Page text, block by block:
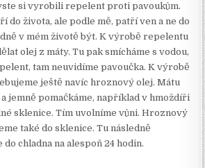
si vyrobili repelent proti pavoukům.
do života, ale podle mě, patří ven a ne do
v mém životě být. K výrobě repelentu
olej z máty. Tu pak smícháme s vodou,
tam neuvidíme pavoučka. K výrobě
ještě navíc hroznový olej. Mátu
jemně pomačkáme, například v hmoždíři
sklenice. Tím uvolníme vůni. Hroznový
také do sklenice. Tu následně
chladna na alespoň 24 hodin.